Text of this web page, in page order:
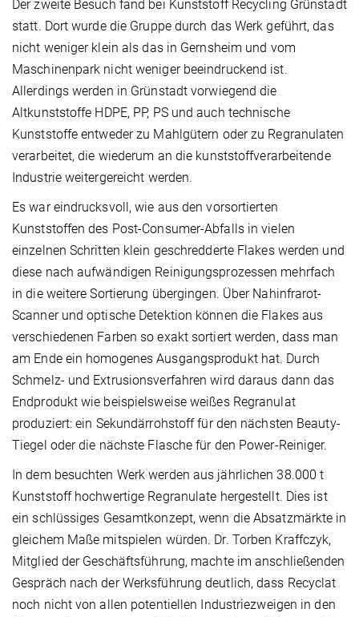
Der zweite Besuch fand bei Kunststoff Recycling Grünstadt
statt. Dort wurde die Gruppe durch das Werk geführt, das
nicht weniger klein als das in Gernsheim und vom
Maschinenpark nicht weniger beeindruckend ist.
Allerdings werden in Grünstadt vorwiegend die
Altkunststoffe HDPE, PP, PS und auch technische
Kunststoffe entweder zu Mahlgütern oder zu Regranulaten
verarbeitet, die wiederum an die kunststoffverarbeitende
Industrie weitergereicht werden.
Es war eindrucksvoll, wie aus den vorsortierten
Kunststoffen des Post-Consumer-Abfalls in vielen
einzelnen Schritten klein geschredderte Flakes werden und
diese nach aufwändigen Reinigungsprozessen mehrfach
in die weitere Sortierung übergingen. Über Nahinfrarot-
Scanner und optische Detektion können die Flakes aus
verschiedenen Farben so exakt sortiert werden, dass man
am Ende ein homogenes Ausgangsprodukt hat. Durch
Schmelz- und Extrusionsverfahren wird daraus dann das
Endprodukt wie beispielsweise weißes Regranulat
produziert: ein Sekundärrohstoff für den nächsten Beauty-
Tiegel oder die nächste Flasche für den Power-Reiniger.
In dem besuchten Werk werden aus jährlichen 38.000 t
Kunststoff hochwertige Regranulate hergestellt. Dies ist
ein schlüssiges Gesamtkonzept, wenn die Absatzmärkte in
gleichem Maße mitspielen würden. Dr. Torben Kraffczyk,
Mitglied der Geschäftsführung, machte im anschließenden
Gespräch nach der Werksführung deutlich, dass Recyclat
noch nicht von allen potentiellen Industriezweigen in den